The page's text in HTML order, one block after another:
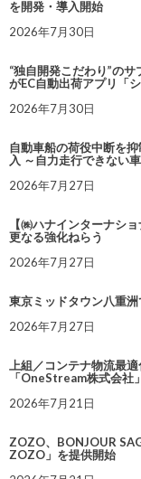
を開発・導入開始
2026年7月30日
“独自開発こだわり”の
がEC自動出荷アプリ「
2026年7月30日
自動車船の荷役中断を
入 ～自力走行できない
2026年7月27日
【㈱ハナインターナシ
更なる強化ねらう
2026年7月27日
東京ミッドタウン八重
2026年7月27日
上組／コンテナ物流最
「OneStream株式会社
2026年7月21日
ZOZO、BONJOUR
ZOZO」を提供開始